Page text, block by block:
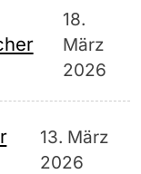
18.
März
2026
13. März
2026